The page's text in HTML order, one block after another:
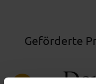
Geförderte